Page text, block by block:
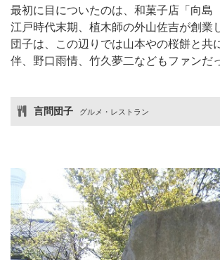
最初に目についたのは、和菓子店「向島
江戸時代末期、植木師の外山佐吉が創業
団子は、この辺りでは山本やの桜餅と共
伴、野口雨情、竹久夢二などもファンだ
言問団子 グルメ・レストラン